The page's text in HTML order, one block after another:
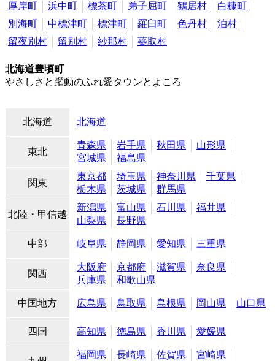
厚岸町
浜中町 標茶町 弟子屈町 鶴居村
白糠町
別海町
中標津町 標津町 羅臼町 色丹村
泊村
留夜別村
留別村 紗那村 蘂取村
北海道豊頃町
やさしさと躍動のふれ愛タウンとよころ
北海道 北海道
東北
青森県 岩手県 秋田県
山形県
宮城県
福島県
関東
東京都 埼玉県 神奈川県
千葉県
栃木県
茨城県 群馬県
北陸・甲信越
新潟県 富山県 石川県
福井県
山梨県
長野県
中部 岐阜県 静岡県 愛知県 三重県
関西
大阪府 京都府 滋賀県
奈良県
兵庫県
和歌山県
中国地方 広島県 鳥取県 島根県 岡山県 山口県
四国 高知県 徳島県 香川県 愛媛県
福岡県 長崎県 佐賀県 宮崎県